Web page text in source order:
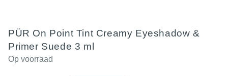
PÜR On Point Tint Creamy Eyeshadow &
Primer Suede 3 ml
Op voorraad